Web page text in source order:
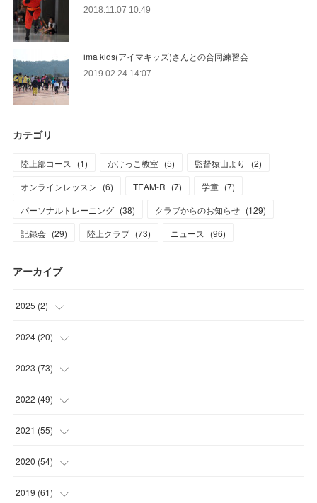
2018.11.07 10:49
ima kids(アイマキッズ)さんとの合同練習会
2019.02.24 14:07
カテゴリ
陸上部コース (1) かけっこ教室 (5) 監督猿山より (2)
オンラインレッスン (6) TEAM-R (7) 学童 (7)
パーソナルトレーニング (38) クラブからのお知らせ (129)
記録会 (29) 陸上クラブ (73) ニュース (96)
アーカイブ
2025 (2)
(1
(1
2024 (20)
(1
(2
(1
(1
2023 (73)
(5
(7
(7
(6
2022 (49)
(2
(8
(8
2021 (55)
(4
(8
2020 (54)
(4
2019 (61)